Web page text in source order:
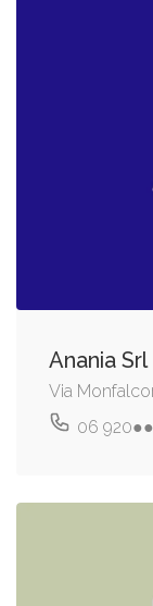
Anania Srl
Via
06